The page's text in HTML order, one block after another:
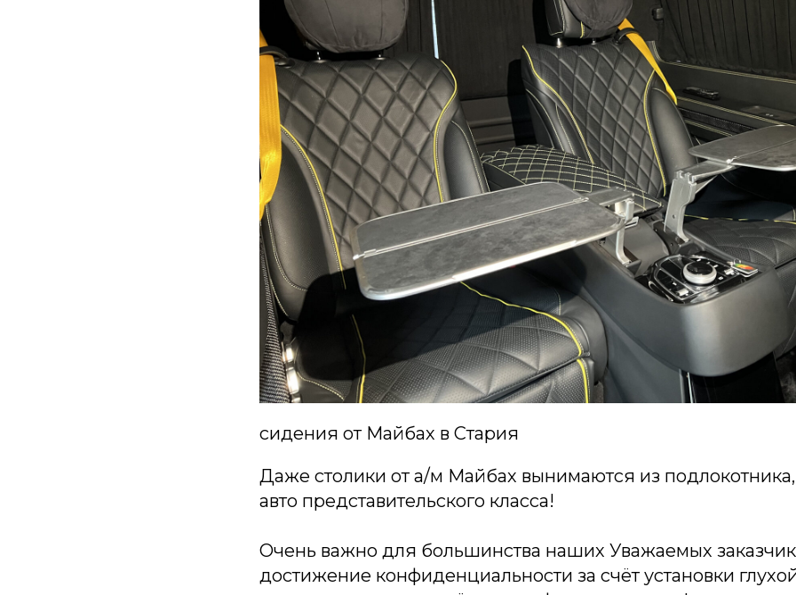
сидения от Майбах в Стария
Даже столики от а/м Майбах вынимаются из подлокотника,
авто представительского класса!
Очень важно для большинства наших Уважаемых
достижение конфиденциальности за счёт установки